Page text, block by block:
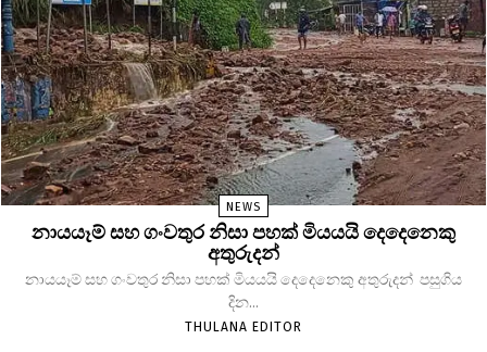
NEWS
නායයෑම් සහ ගංවතුර නිසා පහක් මියයයි දෙදෙනෙකු
අතුරුදන්
නායයෑම් සහ ගංවතුර නිසා පහක් මියයයි දෙදෙනෙකු අතුරුදන් පසුගිය
දින...
THULANA EDITOR